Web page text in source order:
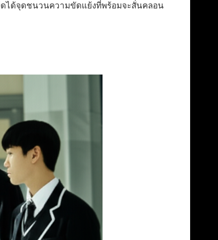
ดได้จุดชนวนความขัดแย้งที่พร้อมจะสั่นคลอน